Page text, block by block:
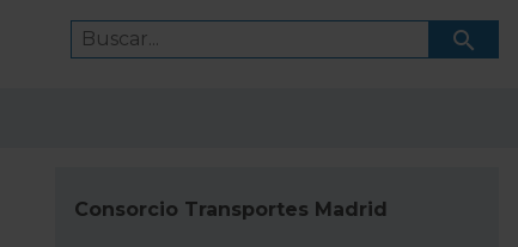
Consorcio Transportes Madrid